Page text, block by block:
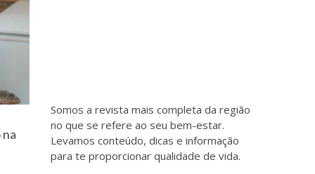
Somos a revista mais completa da região
no que se refere ao seu bem-estar.
Levamos conteúdo, dicas e informação
para te proporcionar qualidade de vida.